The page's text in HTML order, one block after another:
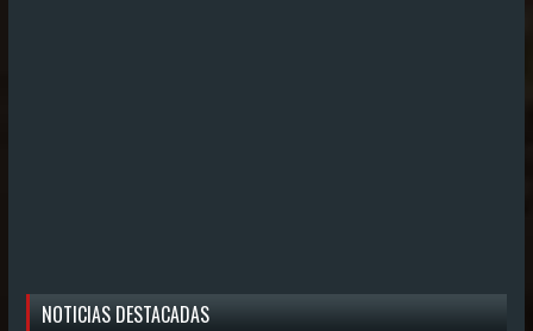
NOTICIAS DESTACADAS